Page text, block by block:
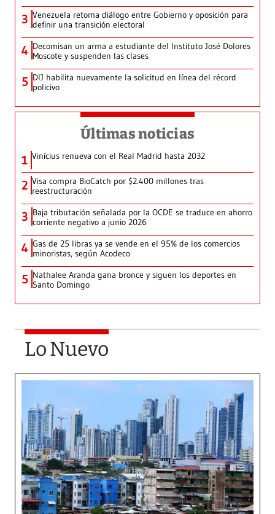
3 Venezuela retoma diálogo entre Gobierno y oposición para
definir una transición electoral
4 Decomisan un arma a estudiante del Instituto José Dolores
Moscote y suspenden las clases
5 DIJ habilita nuevamente la solicitud en línea del récord
policivo
Últimas noticias
1 Vinícius renueva con el Real Madrid hasta 2032
2 Visa compra BioCatch por $2.400 millones tras
reestructuración
3 Baja tributación señalada por la OCDE se traduce en ahorro
corriente negativo a junio 2026
4 Gas de 25 libras ya se vende en el 95% de los comercios
minoristas, según Acodeco
5 Nathalee Aranda gana bronce y siguen los deportes en
Santo Domingo
Lo Nuevo